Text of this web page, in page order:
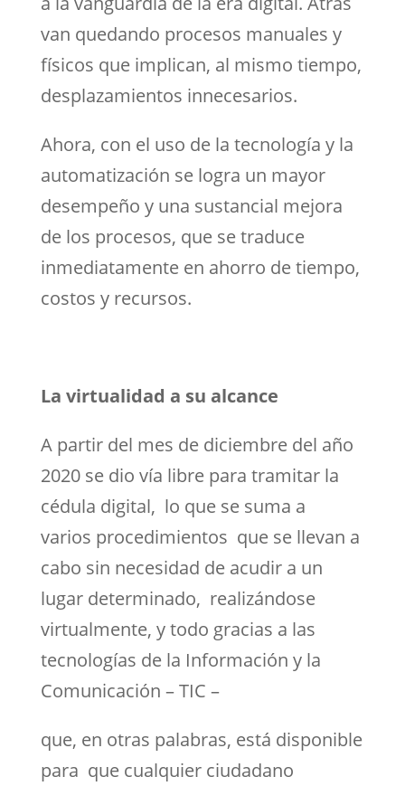
van quedando procesos manuales y
físicos que implican, al mismo tiempo,
desplazamientos innecesarios.
Ahora, con el uso de la tecnología y la
automatización se logra un mayor
desempeño y una sustancial mejora
de los procesos, que se traduce
inmediatamente en ahorro de tiempo,
costos y recursos.
La virtualidad a su alcance
A partir del mes de diciembre del año
2020 se dio vía libre para tramitar la
cédula digital, lo que se suma a
varios procedimientos que se llevan a
cabo sin necesidad de acudir a un
lugar determinado, realizándose
virtualmente, y todo gracias a las
tecnologías de la Información y la
Comunicación – TIC –
que, en otras palabras, está disponible
para que cualquier ciudadano